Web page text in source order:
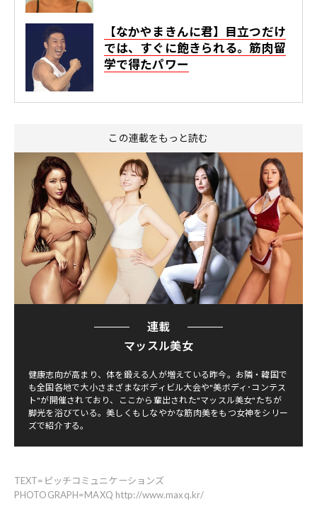
【なかやまきんに君】目立つだけ
では、すぐに飽きられる。筋肉留
学で得たパワー
この連載をもっと読む
連載
マッスル美女
健康志向が高まり、体を鍛える人が増えている昨今。お隣・韓国で
も全国各地で大小さまざまなボディビル大会や"美ボディ･コンテス
ト"が開催されており、ここから輩出された"マッスル美女"たちが
脚光を浴びている。美しくもしなやかな筋肉美をもつ女神をシリー
ズで紹介する。
TEXT=ピッチコミュニケーションズ
PHOTOGRAPH=MAXQ http://www.maxq.kr/